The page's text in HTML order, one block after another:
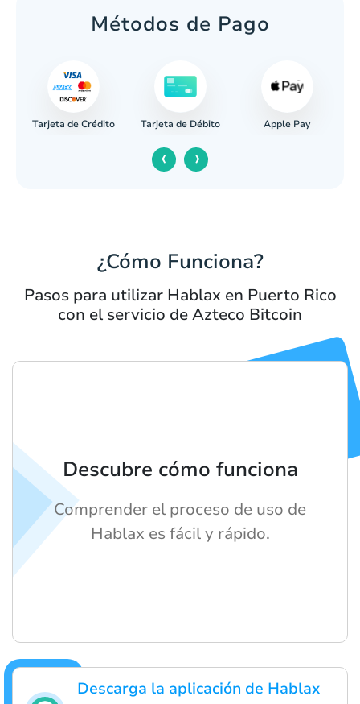
Métodos de Pago
Tarjeta de Crédito Tarjeta de Débito Apple Pay
‹ ›
¿Cómo Funciona?
Pasos para utilizar Hablax en Puerto Rico
con el servicio de Azteco Bitcoin
Descarga la aplicación de Hablax
Descubre cómo funciona
Comprender el proceso de uso de
Hablax es fácil y rápido.